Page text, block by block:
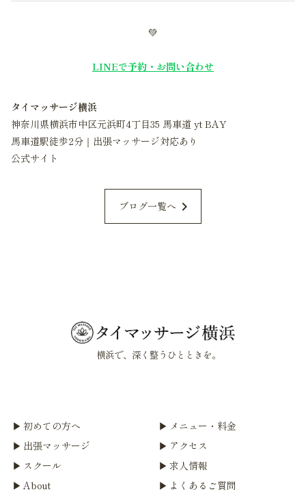
💚
LINEで予約・お問い合わせ
タイマッサージ横浜
神奈川県横浜市中区元浜町4丁目35 馬車道 yt BAY
馬車道駅徒歩2分｜出張マッサージ対応あり
公式サイト
ブログ一覧へ chevron_right
横浜で、深く整うひとときを。
初めての方へ
メニュー・料金
出張マッサージ
アクセス
スクール
求人情報
About
よくあるご質問